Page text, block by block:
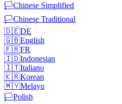
🏳️Chinese Simplified
🏳️Chinese Traditional
🇩🇪DE
🇬🇧English
🇫🇷FR
🇮🇩Indonesian
🇮🇹Italiano
🇰🇷Korean
🇲🇾Melayu
🏳️Polish